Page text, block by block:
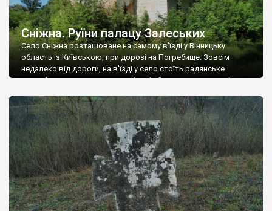
Сніжна. Руїни палацу Залеських
Село Сніжна розташоване на самому в’їзді у Вінницьку
область із Київською, при дорозі на Погребище. Зовсім
недалеко від дороги, на в’їзді у село стоїть радянське
рельєфне пано, яке показує жінку і яблуню, а трохи далі, десь
не видно, але видно дві стареньких колії у траві – […]